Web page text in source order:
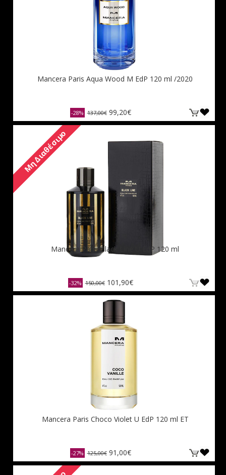
Mancera Paris Aqua Wood M EdP 120 ml /2020
-28% 137,00€ 99,20€
Μη Διαθέσιμο
Mancera Paris Black Line U EdP 120 ml
-32% 150,00€ 101,90€
Mancera Paris Choco Violet U EdP 120 ml ET
-27% 125,00€ 91,00€